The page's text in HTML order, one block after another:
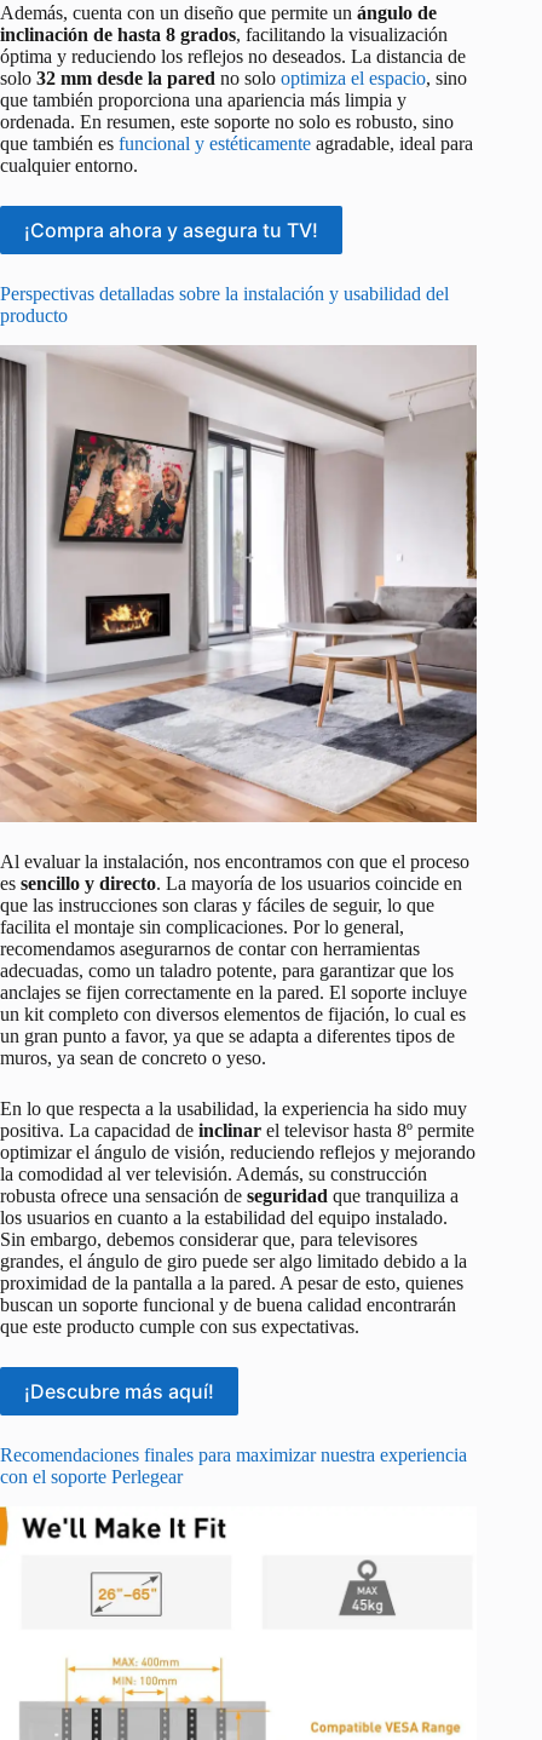
Además, cuenta con un diseño que permite un ángulo de
inclinación de hasta 8 grados, facilitando la visualización
óptima y reduciendo los reflejos no deseados. La distancia de
solo 32 mm desde la pared no solo optimiza el espacio, sino
que también proporciona una apariencia más limpia y
ordenada. En resumen, este soporte no solo es robusto, sino
que también es funcional y estéticamente agradable, ideal para
cualquier entorno.
¡Compra ahora y asegura tu TV!
Perspectivas detalladas sobre la instalación y usabilidad del
producto
Al evaluar la instalación, nos encontramos con que el proceso
es sencillo y directo. La mayoría de los usuarios coincide en
que las instrucciones son claras y fáciles de seguir, lo que
facilita el montaje sin complicaciones. Por lo general,
recomendamos asegurarnos de contar con herramientas
adecuadas, como un taladro potente, para garantizar que los
anclajes se fijen correctamente en la pared. El soporte incluye
un kit completo con diversos elementos de fijación, lo cual es
un gran punto a favor, ya que se adapta a diferentes tipos de
muros, ya sean de concreto o yeso.
En lo que respecta a la usabilidad, la experiencia ha sido muy
positiva. La capacidad de inclinar el televisor hasta 8º permite
optimizar el ángulo de visión, reduciendo reflejos y mejorando
la comodidad al ver televisión. Además, su construcción
robusta ofrece una sensación de seguridad que tranquiliza a
los usuarios en cuanto a la estabilidad del equipo instalado.
Sin embargo, debemos considerar que, para televisores
grandes, el ángulo de giro puede ser algo limitado debido a la
proximidad de la pantalla a la pared. A pesar de esto, quienes
buscan un soporte funcional y de buena calidad encontrarán
que este producto cumple con sus expectativas.
¡Descubre más aquí!
Recomendaciones finales para maximizar nuestra experiencia
con el soporte Perlegear